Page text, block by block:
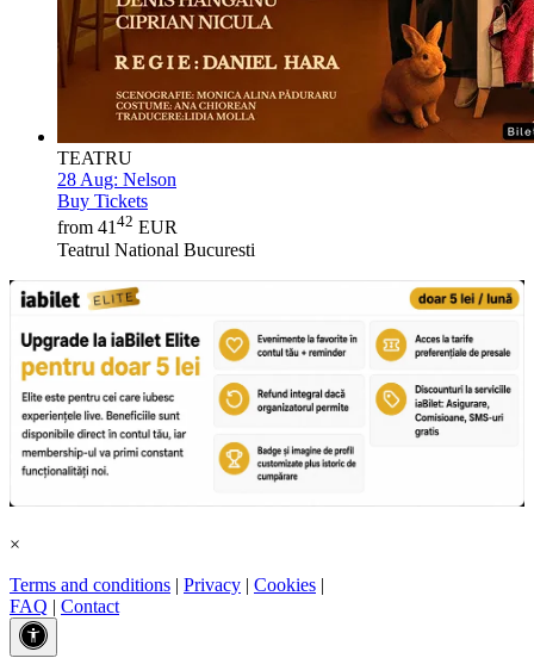
TEATRU
28 Aug: Nelson
Buy Tickets
from 4142 EUR
Teatrul National Bucuresti
×
Terms and conditions | Privacy | Cookies |
FAQ | Contact